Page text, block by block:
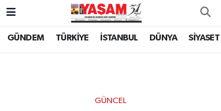
GÜNDEM TÜRKİYE İSTANBUL DÜNYA SİYASET
GÜNCEL